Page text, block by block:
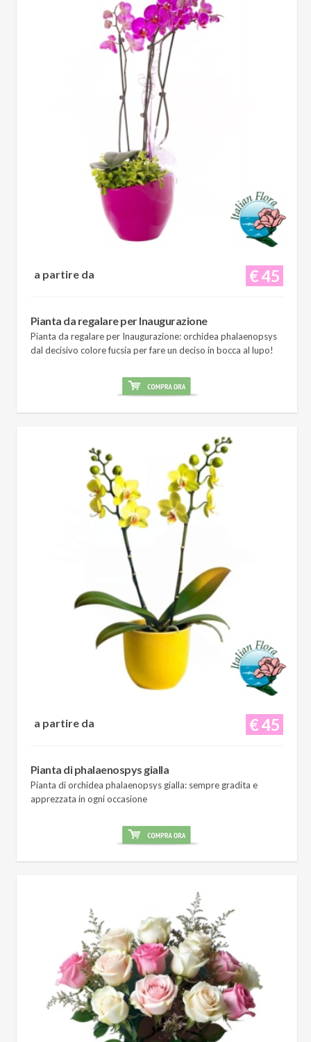
€ 45
a partire da
Pianta da regalare per Inaugurazione
Pianta da regalare per Inaugurazione: orchidea phalaenopsys
dal decisivo colore fucsia per fare un deciso in bocca al lupo!
€ 45
a partire da
Pianta di phalaenospys gialla
Pianta di orchidea phalaenopsys gialla: sempre gradita e
apprezzata in ogni occasione